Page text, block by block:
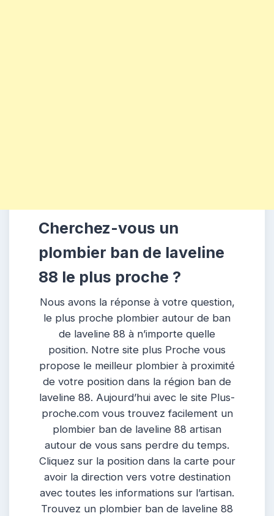
Cherchez-vous un
plombier ban de laveline
88 le plus proche ?
Nous avons la réponse à votre question,
le plus proche plombier autour de ban
de laveline 88 à n’importe quelle
position. Notre site plus Proche vous
propose le meilleur plombier à proximité
de votre position dans la région ban de
laveline 88. Aujourd’hui avec le site Plus-
proche.com vous trouvez facilement un
plombier ban de laveline 88 artisan
autour de vous sans perdre du temps.
Cliquez sur la position dans la carte pour
avoir la direction vers votre destination
avec toutes les informations sur l’artisan.
Trouvez un plombier ban de laveline 88